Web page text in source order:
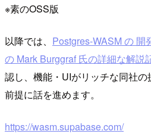
※素のOSS版
以降では、 Postgres-WASM の 開
の Mark Burggraf 氏の詳細な解説
認し、機能・UIがリッチな同社
前提に話を進めます。
https://wasm.supabase.com/